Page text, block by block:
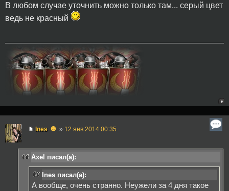
В любом случае уточнить можно только там... серый цвет
ведь не красный
Ines ☻ » 12 янв 2014 00:35
Axel писал(а):
Ines писал(а):
А вообще, очень странно. Неужели за 4 дня такое